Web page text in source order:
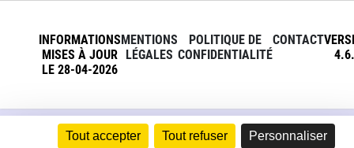
Tout accepter Tout refuser Personnaliser
INFORMATIONS
MISES À JOUR
LE 28-04-2026
MENTIONS
LÉGALES
POLITIQUE DE
CONFIDENTIALITÉ
CONTACT